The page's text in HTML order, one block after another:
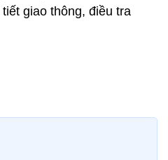
giao thông, điều tra